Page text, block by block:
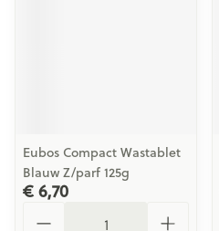
Eubos Compact Wastablet
Blauw Z/parf 125g
€ 6,70